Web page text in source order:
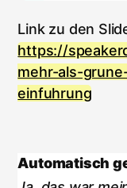
Link zu den
https://
mehr-als-
einfuhrung
Automatisch